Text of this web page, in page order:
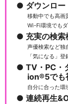
ダウンロ
移動中でも高画
Wi-Fi環境でも
充実の検
声優検索など独
「気になる」
TV・PC・
ion®5でも
自分に合った環
連続再生